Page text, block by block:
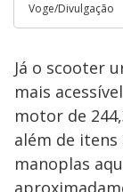
Voge/Divulgação
Já o scooter
mais
motor de
além de itens
manoplas